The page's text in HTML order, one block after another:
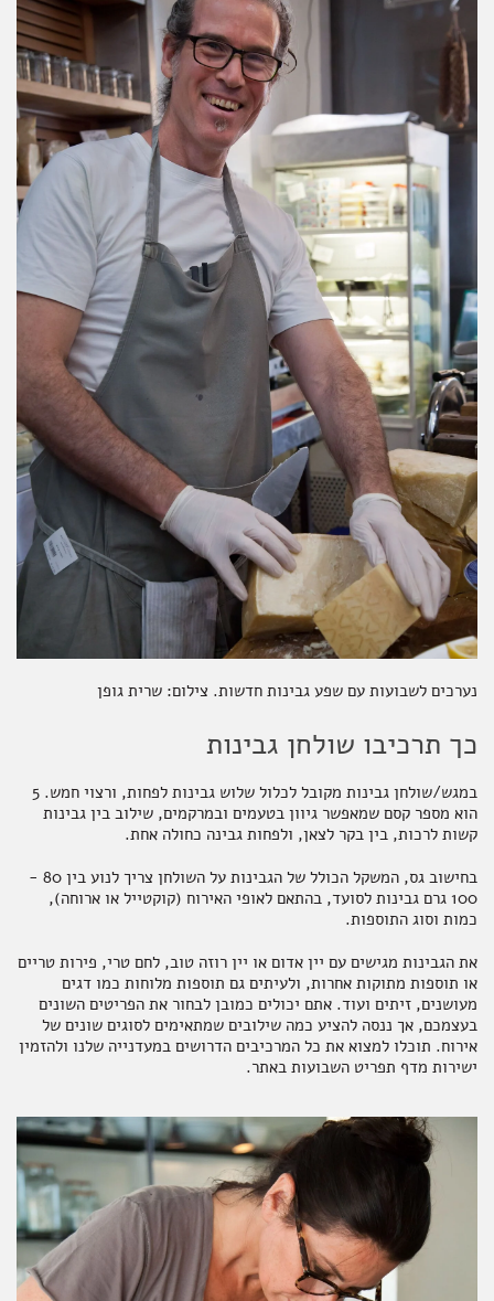
נערכים לשבועות עם שפע גבינות חדשות. צילום: שרית גופן
כך תרכיבו שולחן גבינות
במגש/שולחן גבינות מקובל לכלול שלוש גבינות לפחות, ורצוי חמש. 5
הוא מספר קסם שמאפשר גיוון בטעמים ובמרקמים, שילוב בין גבינות
קשות לרכות, בין בקר לצאן, ולפחות גבינה כחולה אחת.
בחישוב גס, המשקל הכולל של הגבינות על השולחן צריך לנוע בין 80 -
100 גרם גבינות לסועד, בהתאם לאופי האירוח (קוקטייל או ארוחה),
כמות וסוג התוספות.
את הגבינות מגישים עם יין אדום או יין רוזה טוב, לחם טרי, פירות טריים
או תוספות מתוקות אחרות, ולעיתים גם תוספות מלוחות כמו דגים
מעושנים, זיתים ועוד. אתם יכולים כמובן לבחור את הפריטים השונים
בעצמכם, אך ננסה להציע כמה שילובים שמתאימים לסוגים שונים של
אירוח. תוכלו למצוא את כל המרכיבים הדרושים במעדנייה שלנו ולהזמין
ישירות מדף תפריט השבועות באתר.